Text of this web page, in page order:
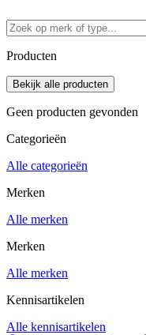
Producten
Geen producten gevonden
Categorieën
Alle categorieën
Merken
Alle merken
Merken
Alle merken
Kennisartikelen
Alle kennisartikelen